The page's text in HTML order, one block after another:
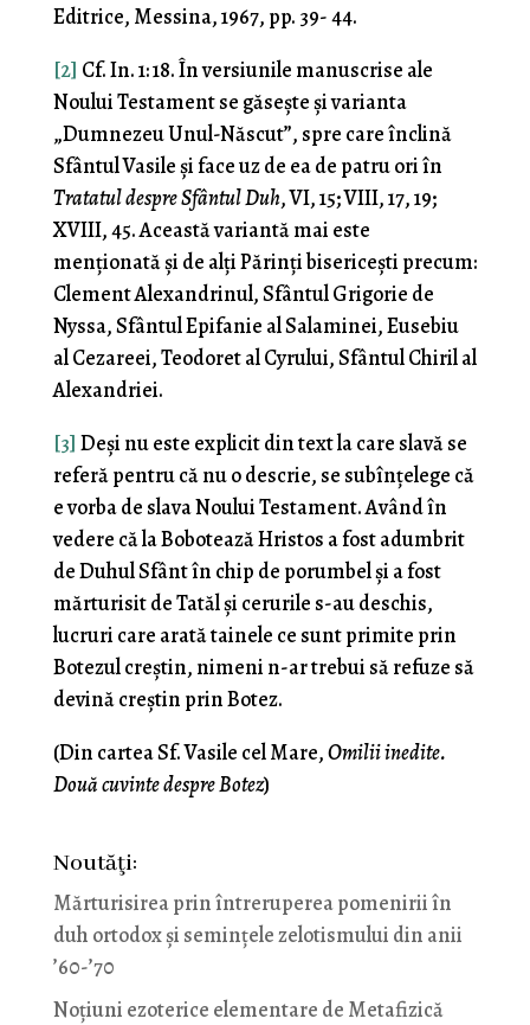
Editrice, Messina, 1967, pp. 39- 44.
[2] Cf. In. 1: 18. În versiunile manuscrise ale
Noului Testament se găseşte şi varianta
„Dumnezeu Unul-Născut”, spre care înclină
Sfântul Vasile şi face uz de ea de patru ori în
Tratatul despre Sfântul Duh, VI, 15; VIII, 17, 19;
XVIII, 45. Această variantă mai este
menţionată şi de alţi Părinţi bisericeşti precum:
Clement Alexandrinul, Sfântul Grigorie de
Nyssa, Sfântul Epifanie al Salaminei, Eusebiu
al Cezareei, Teodoret al Cyrului, Sfântul Chiril al
Alexandriei.
[3] Deşi nu este explicit din text la care slavă se
referă pentru că nu o descrie, se subînţelege că
e vorba de slava Noului Testament. Având în
vedere că la Bobotează Hristos a fost adumbrit
de Duhul Sfânt în chip de porumbel şi a fost
mărturisit de Tatăl şi cerurile s-au deschis,
lucruri care arată tainele ce sunt primite prin
Botezul creştin, nimeni n-ar trebui să refuze să
devină creştin prin Botez.
(Din cartea Sf. Vasile cel Mare,Omilii inedite.
Două cuvinte despre Botez)
Noutăţi:
Mărturisirea prin întreruperea pomenirii în
duh ortodox și semințele zelotismului din anii
’60-’70
Noţiuni ezoterice elementare de Metafizică